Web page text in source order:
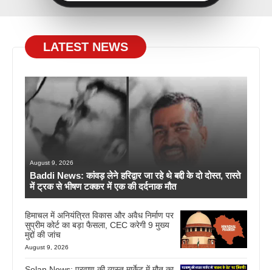
LATEST NEWS
August 9, 2026
Baddi News: कांवड़ लेने हरिद्वार जा रहे थे बद्दी के दो दोस्त, रास्ते
में ट्रक से भीषण टक्कर में एक की दर्दनाक मौत
हिमाचल में अनियंत्रित विकास और अवैध निर्माण पर
सुप्रीम कोर्ट का बड़ा फैसला, CEC करेगी 9 मुख्य
मुद्दों की जांच
August 9, 2026